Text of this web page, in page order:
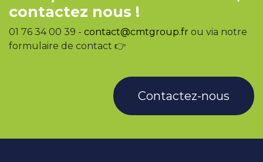
contactez nous !
01 76 34 00 39 - contact@cmtgroup.fr ou via notre
formulaire de contact 👉
Contactez-nous